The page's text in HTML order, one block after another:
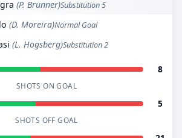
(P. Brunner)Substitution 5
(D. Moreira)Normal Goal
(L. Hogsberg)Substitution 2
8
SHOTS ON GOAL
5
SHOTS OFF GOAL